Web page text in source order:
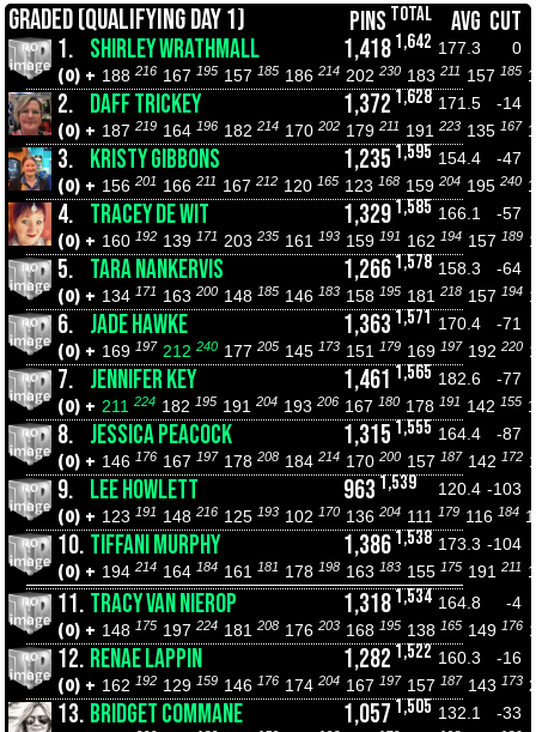
GRADED (QUALIFYING DAY 1) PINS TOTAL AVG CUT
1. SHIRLEY WRATHMALL 1,418 1,642 177.3 0
(0) + 188 216 167 195 157 185 186 214 202 230 183 211 157 185
2. DAFF TRICKEY 1,372 1,628 171.5 -14
(0) + 187 219 164 196 182 214 170 202 179 211 191 223 135 167
3. KRISTY GIBBONS 1,235 1,595 154.4 -47
(0) + 156 201 166 211 167 212 120 165 123 168 159 204 195 240
4. TRACEY DE WIT 1,3291,585 166.1 -57
(0) + 160 192 139 171 203 235 161 193 159 191 162 194 157 189
5. TARA NANKERVIS 1,2661,578 158.3 -64
(0) + 134 171 163 200 148 185 146 183 158 195 181 218 157 194
6. JADE HAWKE 1,363 1,571 170.4 -71
(0) + 169 197 212 240 177 205 145 173 151 179 169 197 192 220
7. JENNIFER KEY 1,461 1,565 182.6 -77
(0) + 211 224 182 195 191 204 193 206 167 180 178 191 142 155
8. JESSICA PEACOCK 1,315 1,555 164.4 -87
(0) + 146 176 167 197 178 208 184 214 170 200 157 187 142 172
9. LEE HOWLETT 963 1,539 120.4 -103
(0) + 123 191 148 216 125 193 102 170 136 204 111 179 116 184
10. TIFFANI MURPHY 1,3861,538 173.3 -104
(0) + 194 214 164 184 161 181 178 198 163 183 155 175 191 211
11. TRACY VAN NIEROP 1,3181,534 164.8 -4
(0) + 148 175 197 224 181 208 176 203 168 195 138 165 149 176
12. RENAE LAPPIN 1,282 1,522 160.3 -16
(0) + 162 192 129 159 146 176 174 204 167 197 157 187 143 173
13. BRIDGET COMMANE 1,057 1,505 132.1 -33